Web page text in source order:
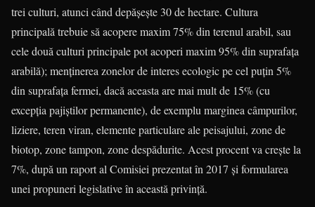
trei culturi, atunci când depășește 30 de hectare. Cultura
principală trebuie să acopere maxim 75% din terenul arabil, sau
cele două culturi principale pot aco­peri maxim 95% din suprafața
arabilă); menținerea zonelor de interes ecologic pe cel puțin 5%
din suprafața fermei, dacă aceasta are mai mult de 15% (cu
excepția pajiștilor permanente), de exem­plu marginea câmpurilor,
liziere, teren viran, elemente particulare ale pei­sa­jului, zone de
biotop, zone tampon, zone despădurite. Acest procent va crește la
7%, după un raport al Comisiei prezentat în 2017 și formularea
unei propuneri legislative în această privință.